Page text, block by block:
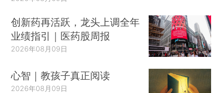
创新药再活跃，龙头上调全年
业绩指引｜医药股周报
2026年08月09日
心智｜教孩子真正阅读
2026年08月09日